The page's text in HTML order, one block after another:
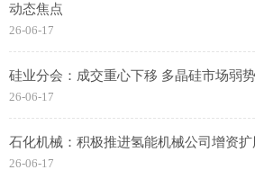
动态焦点
26-06-17
硅业分会：成交重心下移 多晶硅市场弱
26-06-17
石化机械：积极推进氢能机械公司增资扩
26-06-17